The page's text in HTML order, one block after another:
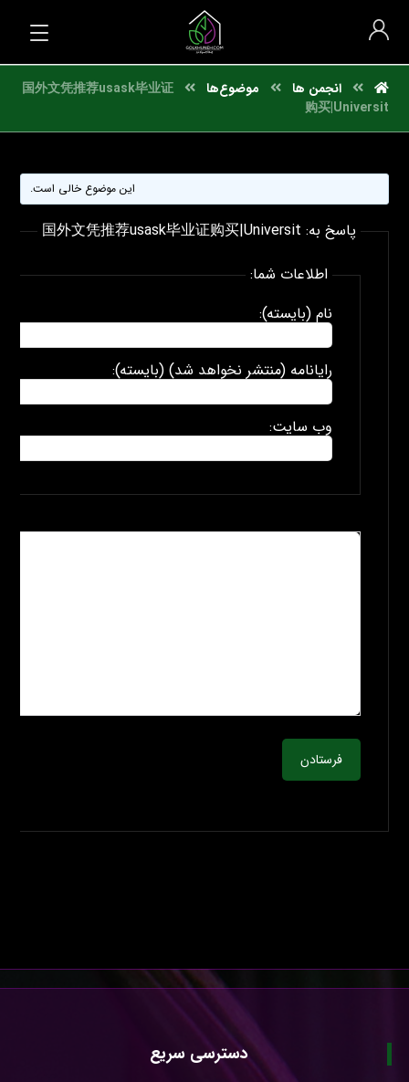
انجمن ها موضوع‌ها
国外文凭推荐usask毕业证
购买|Universit
این موضوع خالی است.
پاسخ به: 国外文凭推荐usask毕业证购买|Universit
اطلاعات شما:
نام (بایسته):
رایانامه (منتشر نخواهد شد) (بایسته):
وب سایت:
فرستادن
دسترسی سریع